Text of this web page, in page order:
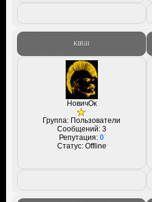
KIRill
НовичОк
Группа: Пользователи
Сообщений: 3
Репутация: 0
Статус: Offline